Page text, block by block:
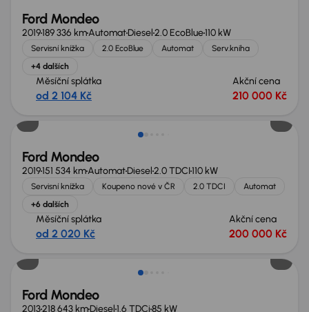
Ford Mondeo
2019189 336 kmAutomatDiesel2.0 EcoBlue110 kW
Servisní knížka 2.0 EcoBlue Automat
Serv.kniha
+4 dalších
Měsíční splátka
od 2 104 Kč
Akční cena
210 000 Kč
Zlevněno o 50 000 Kč
Ford Mondeo
2019151 534 kmAutomatDiesel2.0 TDCI110 kW
Servisní knížka Koupeno nové v ČR 2.0 TDCI
Automat
+6 dalších
Měsíční splátka
od 2 020 Kč
Akční cena
200 000 Kč
Ford Mondeo
2013218 643 kmDiesel1.6 TDCi85 kW